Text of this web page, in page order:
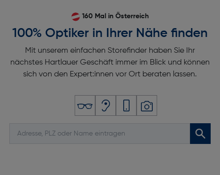
Stoppuhr: Ja
Bildschirm
Display-Typ: LCD
Leistungen
160 Mal in Österreich
100% Optiker in Ihrer Nähe finden
Mit unserem einfachen Storefinder haben Sie Ihr
nächstes Hartlauer Geschäft immer im Blick und können
sich von den Expert:innen vor Ort beraten lassen.